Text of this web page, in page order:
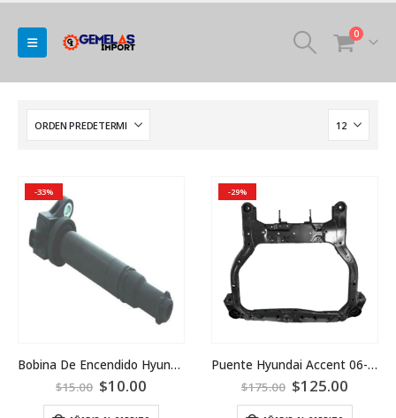
0
-33%
Bobina De Encendido Hyundai Accent 2011
$15.00 $10.00
-29%
Puente Hyundai Accent 06-11
$175.00 $125.00